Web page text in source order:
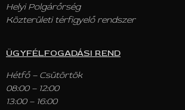
Helyi Polgárőrség
Közterületi térfigyelő rendszer
ÜGYFÉLFOGADÁSI REND
Hétfő – Csütörtök
08:00 – 12:00
13:00 – 16:00